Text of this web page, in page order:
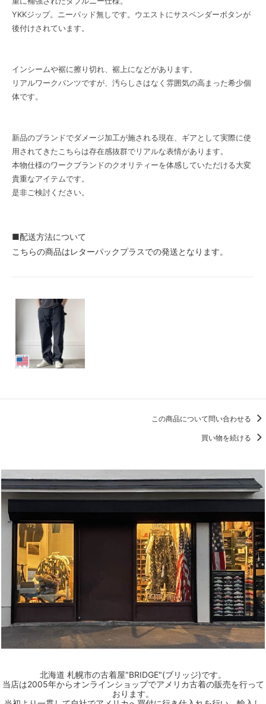
YKKジップ。ニーパッド無しです。ウエストにサスペンダーボタンが
後付けされています。
インシームや裾に擦り切れ、裾上になどがあります。
リアルワークパンツですが、汚らしさはなく雰囲気の高まった希少個
体です。
新品のブランドでダメージ加工が施される現在、ギアとして実際に使
用されてきたこちらは存在感抜群でリアルな表情があります。
本物仕様のワークブランドのクオリティーを体感していただける大変
貴重なアイテムです。
是非ご検討ください。
■配送方法について
こちらの商品はレターパックプラスでの発送となります。
この商品について問い合わせる
買い物を続ける
北海道 札幌市の古着屋"BRIDGE"(ブリッジ)です。
当店は2005年からオンラインショップでアメリカ古着の販売を行って
おります。